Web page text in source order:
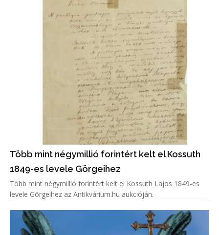
Több mint négymillió forintért kelt el Kossuth
1849-es levele Görgeihez
Több mint négymillió forintért kelt el Kossuth Lajos 1849-es
levele Görgeihez az Antikvárium.hu aukcióján.